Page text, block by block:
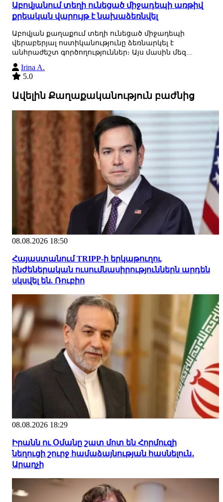
Աբովյանում տեղի ունեցած միջադեպի առթիվ
քրեական վարույթ է նախաձեռնվել
Աբովյան քաղաքում տեղի ունեցած միջադեպի
վերաբերյալ ոստիկանությունը ձեռնարկել է
անհրաժեշտ գործողություններ։ Այս մասին մեզ...
Irina A.
5.0
Ավելին Քաղաքականություն բաժնից
08.08.2026 18:50
Հայաստանում TRIPP-ի երկաթուղու
ինժեներական ուսումնասիրություններն արդեն
սկսվել են. Ռուբիո
08.08.2026 18:29
Իրանն ու Օմանը շատ մոտ են Հորմուզի
նեղուցի շուրջ համաձայնության հասնելուն․
Արաղչի